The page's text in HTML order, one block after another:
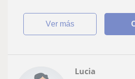
ver más
Lucia